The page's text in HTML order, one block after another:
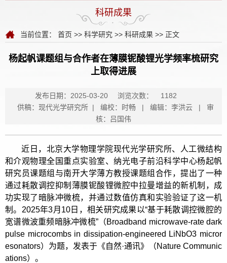
科研成果
当前位置： 首页 >> 科学研究 >> 科研成果 >> 正文
杨起帆课题组与合作者在薄膜铌酸锂光学频率梳研究
上取得进展
发布日期：2025-03-20 浏览次数：
1182
供稿：现代光学研究所 | 编校：时畅 | 编辑：李洪云 | 审
核：吕国伟
近日，北京大学物理学院现代光学研究所、人工微结构
和介观物理全国重点实验室、纳光电子前沿科学中心杨起帆
研究员课题组与南开大学薄方教授课题组合作，提出了一种
通过耗散调控抑制薄膜铌酸锂微腔中拉曼增益的新机制，成
功实现了暗脉冲微梳，并通过数值仿真和实验验证了这一机
制。2025年3月10日，相关研究成果以“基于耗散调控微腔的
宽谱微波重频暗脉冲微梳”（Broadband microwave-rate dark
pulse microcombs in dissipation-engineered LiNbO3 micror
esonators）为题，发表于《自然·通讯》（Nature Communic
ations）。